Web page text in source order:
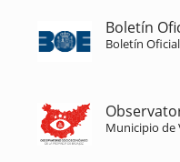
Boletín
Boletín
Municipio de